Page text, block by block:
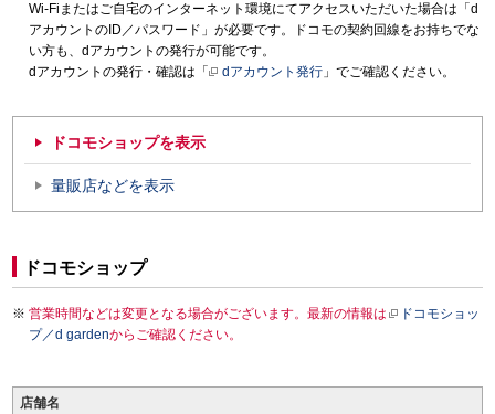
Wi-Fiまたはご自宅のインターネット環境にてアクセスいただいた場合は「d
アカウントのID／パスワード」が必要です。ドコモの契約回線をお持ちでな
い方も、dアカウントの発行が可能です。
dアカウントの発行・確認は「
dアカウント発行 」でご確認ください。
ドコモショップを表示
量販店などを表示
ドコモショップ
営業時間などは変更となる場合がございます。最新の情報は
ドコモショッ
プ／d gardenからご確認ください。
店舗名